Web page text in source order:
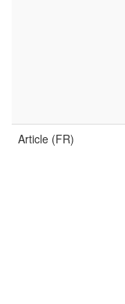
Article (FR)